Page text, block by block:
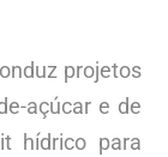
projetos
açúcar e de
hídrico para